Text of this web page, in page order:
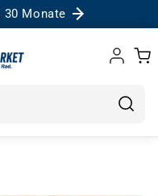
30 Monate
Einloggen